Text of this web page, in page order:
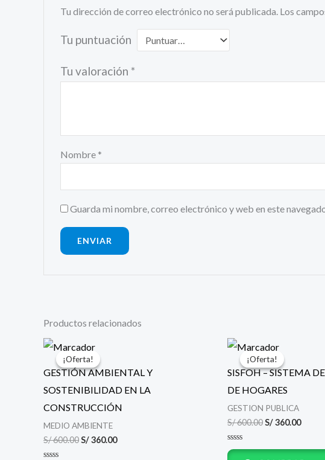
Tu dirección de correo electrónico no será publicada. Los
Tu puntuación
Tu valoración *
Nombre *
Guarda mi nombre, correo electrónico y web en este
Productos relacionados
¡Oferta!
¡Oferta!
GESTIÓN AMBIENTAL Y
SOSTENIBILIDAD EN LA
CONSTRUCCIÓN
MEDIO AMBIENTE
S/600.00
El
precio
original
era:
S/ 600.00.
S/360.00
es:
S/ 360.00.
¡Oferta!
¡Oferta!
SISFOH – SISTEMA
DE HOGARES
GESTION PUBLICA
S/600.00
El
precio
original
era:
S/ 600.00.
S/360.00
es:
Valorado
con